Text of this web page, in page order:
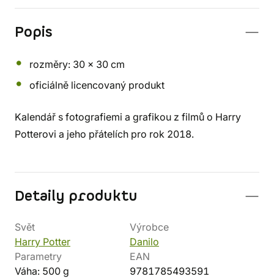
Popis
rozměry: 30 x 30 cm
oficiálně licencovaný produkt
Kalendář s fotografiemi a grafikou z filmů o Harry
Potterovi a jeho přátelích pro rok 2018.
Detaily produktu
Svět
Harry Potter
Výrobce
Danilo
Parametry
Váha: 500 g
EAN
9781785493591